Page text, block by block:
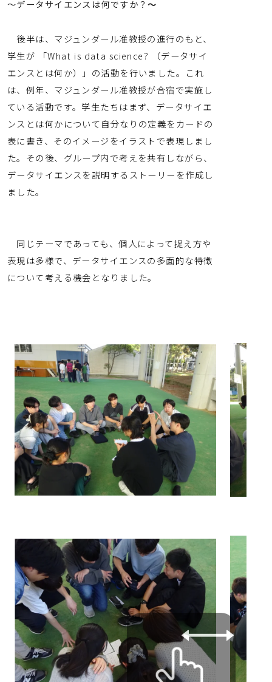
〜データサイエンスは何ですか？〜
後半は、マジュンダール准教授の進行のもと、
学生が 「What is data science? （データサイ
エンスとは何か）」の活動を行いました。これ
は、例年、マジュンダール准教授が合宿で実施し
ている活動です。学生たちはまず、データサイエ
ンスとは何かについて自分なりの定義をカードの
表に書き、そのイメージをイラストで表現しまし
た。その後、グループ内で考えを共有しながら、
データサイエンスを説明するストーリーを作成し
ました。
同じテーマであっても、個人によって捉え方や
表現は多様で、データサイエンスの多面的な特徴
について考える機会となりました。